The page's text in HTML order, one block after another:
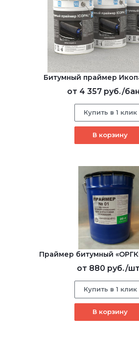
Битумный праймер
от 4 357 руб./
Купить в 1 клик
В корзину
Праймер битумный
от 880 руб./шт
Купить в 1 клик
В корзину